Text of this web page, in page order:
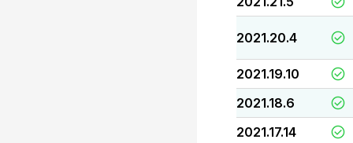
2021.20.4
2021.19.10
2021.18.6
2021.17.14